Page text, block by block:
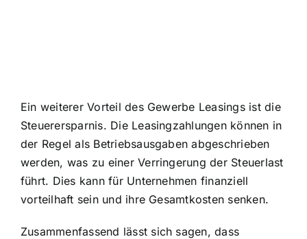
Ein weiterer Vorteil des Gewerbe Leasings ist die
Steuerersparnis. Die Leasingzahlungen können in
der Regel als Betriebsausgaben abgeschrieben
werden, was zu einer Verringerung der Steuerlast
führt. Dies kann für Unternehmen finanziell
vorteilhaft sein und ihre Gesamtkosten senken.
Zusammenfassend lässt sich sagen, dass